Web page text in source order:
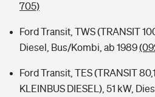
705)
Ford Transit, TWS (TRANSIT
Diesel, Bus/Kombi, ab 1989
Ford Transit, TES (TRANSIT
KLEINBUS DIESEL), 51 kW,